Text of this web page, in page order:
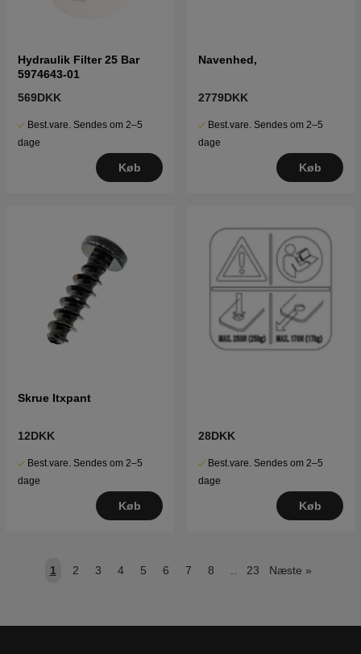
Hydraulik Filter 25 Bar
5974643-01
569DKK
Best.vare. Sendes om 2–5
dage
Køb
Navenhed,
2779DKK
Best.vare. Sendes om 2–5
dage
Køb
Skrue Itxpant
12DKK
Best.vare. Sendes om 2–5
dage
Køb
28DKK
Best.vare. Sendes om 2–5
dage
Køb
1 2 3 4 5 6 7 8 23 Næste »